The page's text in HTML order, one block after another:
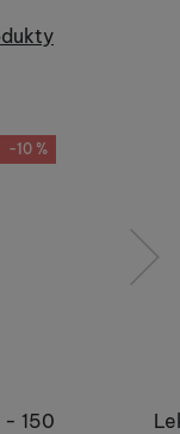
-10 %
- 150